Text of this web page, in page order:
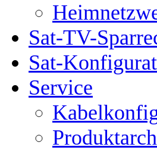
Sat-TV-
Sat-
Service